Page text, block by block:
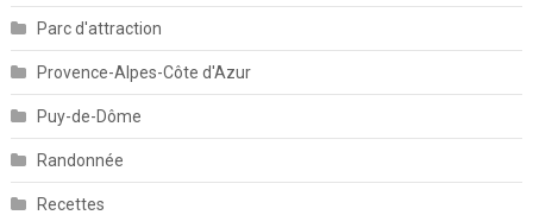
Parc d'attraction
Provence-Alpes-Côte d'Azur
Puy-de-Dôme
Randonnée
Recettes